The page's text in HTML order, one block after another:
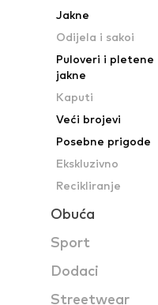
Jakne
Odijela i sakoi
Puloveri i pletene
jakne
Kaputi
Veći brojevi
Posebne prigode
Ekskluzivno
Recikliranje
Obuća
Sport
Dodaci
Streetwear